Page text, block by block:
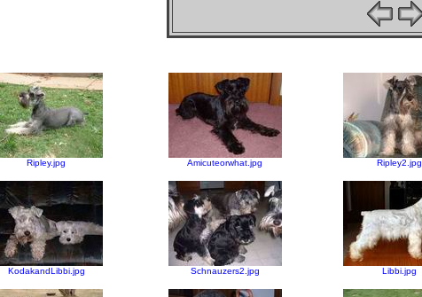
Ripley.jpg Amicuteorwhat.jpg Ripley2.jpg
KodakandLibbi.jpg Schnauzers2.jpg Libbi.jpg